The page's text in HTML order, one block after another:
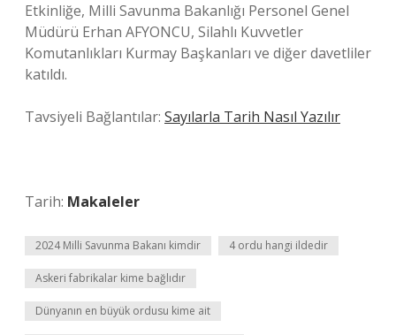
Etkinliğe, Milli Savunma Bakanlığı Personel Genel
Müdürü Erhan AFYONCU, Silahlı Kuvvetler
Komutanlıkları Kurmay Başkanları ve diğer davetliler
katıldı.
Tavsiyeli Bağlantılar: Sayılarla Tarih Nasıl Yazılır
Tarih: Makaleler
2024 Milli Savunma Bakanı kimdir 4 ordu hangi ildedir
Askeri fabrikalar kime bağlıdır
Dünyanın en büyük ordusu kime ait